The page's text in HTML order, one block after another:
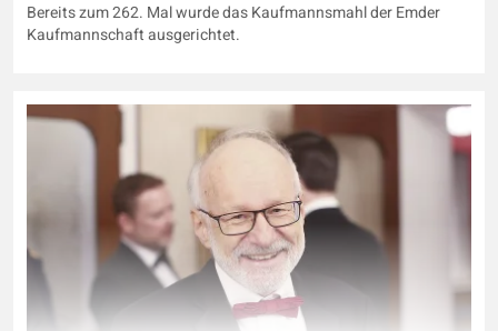
Bereits zum 262. Mal wurde das Kaufmannsmahl der Emder
Kaufmannschaft ausgerichtet.